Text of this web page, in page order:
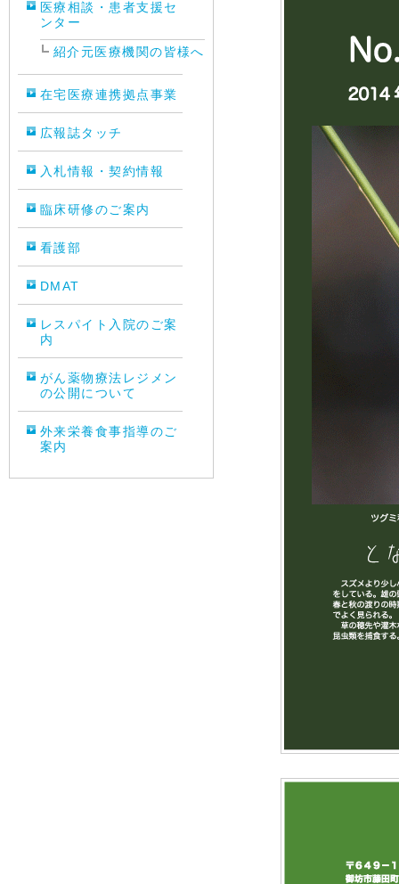
医療相談・患者支援セ
ンター
紹介元医療機関の皆様へ
在宅医療連携拠点事業
広報誌タッチ
入札情報・契約情報
臨床研修のご案内
看護部
DMAT
レスパイト入院のご案
内
がん薬物療法レジメン
の公開について
外来栄養食事指導のご
案内